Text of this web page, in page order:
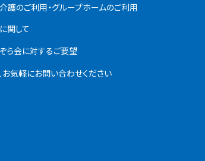
護のご利用・グループホームのご利用
関して
ら会に対するご要望
お気軽にお問い合わせください